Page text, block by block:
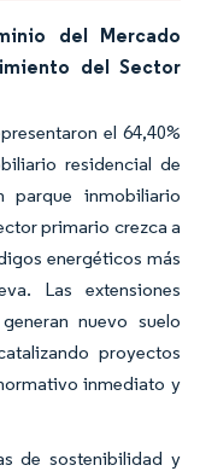
del Mercado
del Sector
el 64,40%
residencial de
parque inmobiliario
primario crezca a
energéticos más
Las extensiones
nuevo suelo
proyectos
inmediato y
de sostenibilidad y